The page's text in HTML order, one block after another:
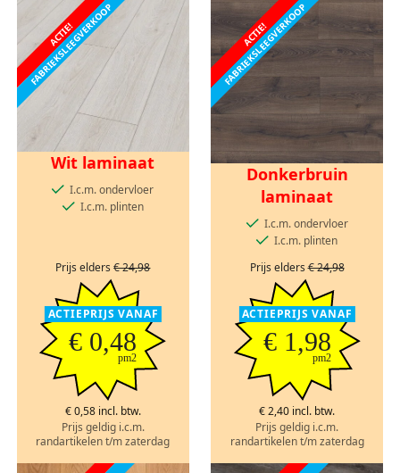
ACTIE!
FABRIEKSLEEGVERKOOP
Wit laminaat
I.c.m. ondervloer
I.c.m. plinten
Prijs elders€ 24,98
ACTIEPRIJS VANAF
€ 0,48
pm2
€ 0,58 incl. btw.
Prijs geldig i.c.m.
randartikelen t/m zaterdag
ACTIE!
FABRIEKSLEEGVERKOOP
Donkerbruin
laminaat
I.c.m. ondervloer
I.c.m. plinten
Prijs elders€ 24,98
ACTIEPRIJS VANAF
€ 1,98
pm2
€ 2,40 incl. btw.
Prijs geldig i.c.m.
randartikelen t/m zaterdag